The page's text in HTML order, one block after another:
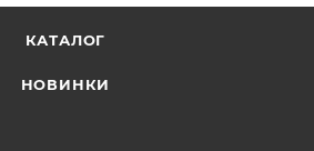
КАТАЛОГ
НОВИНКИ